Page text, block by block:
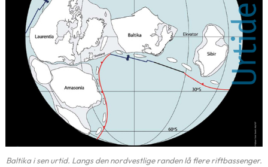
Baltika i sen urtid. Langs den nordvestlige randen lå flere riftbassenger.